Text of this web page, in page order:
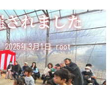
れました
:2025年3月1日 root